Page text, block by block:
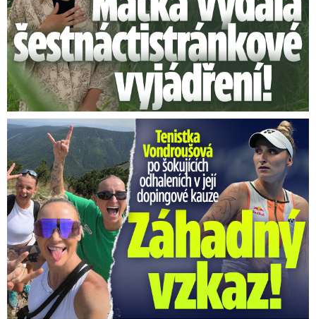
Vondroušová po šokujících odhaleních v kauze: Záhadný vzkaz!